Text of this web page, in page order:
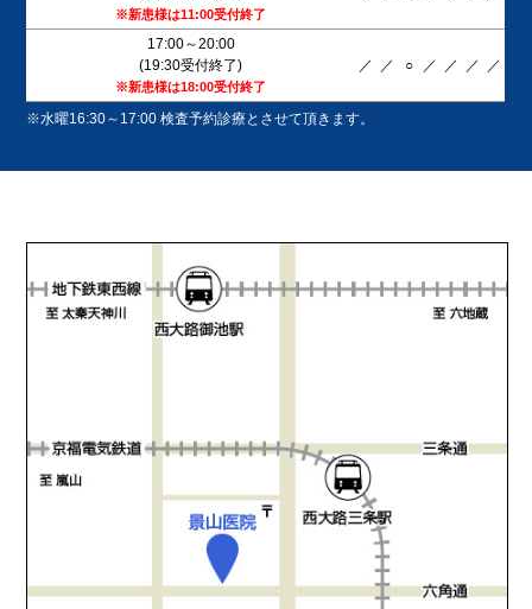
※新患様は11:00受付終了
17:00～20:00
(19:30受付終了)
※新患様は18:00受付終了
／ ／ ○ ／ ／ ／ ／
※水曜16:30～17:00 検査予約診療とさせて頂きます。